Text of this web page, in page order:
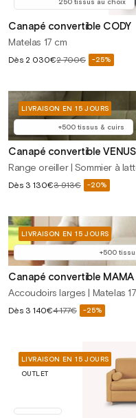
Canapé convertible CODY
Matelas 17 cm
Prix
Dès 2 030€Prix
2 700€ -25%
+500 tissus & cuirs
LIVRAISON EN 15 JOURS
Canapé convertible VENUS
Range oreiller | Sommier à
Prix
Dès 3 130€Prix
3 913€ -20%
+500
LIVRAISON EN 15 JOURS
Canapé convertible MAMA
Accoudoirs larges | Matelas
Prix
Dès 3 140€Prix
4 177€ -25%
LIVRAISON EN 15 JOURS
OUTLET